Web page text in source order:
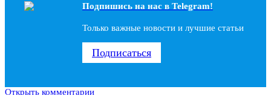
Подпишись на наc в Telegram!
Только важные новости и лучшие статьи
Подписаться
Открыть комментарии